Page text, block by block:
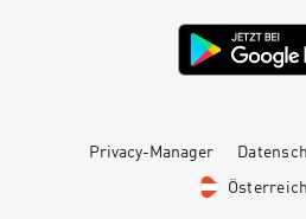
Privacy-Manager
Österreich